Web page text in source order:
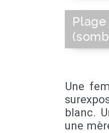
Une
blanc.
une